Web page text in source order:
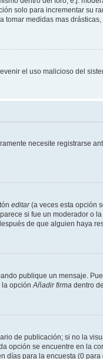
solo para incrementar su
medidas mas
el uso malicioso del
necesite registrarse
editar(a veces esta opción
si fue un moderador o
de que alguien haya
publique un mensaje.
la opciónAñadir firma dentro
de publicación; si no la
opción se encuentre en la
días para la encuesta (0